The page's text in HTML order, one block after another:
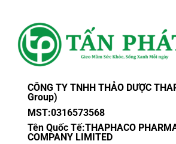
chọn
thể
chọn
trang
CÔNG TY TNHH THẢO DƯỢC
Group)
MST:0316573568
Tên Quốc Tế:THAPHACO
COMPANY LIMITED